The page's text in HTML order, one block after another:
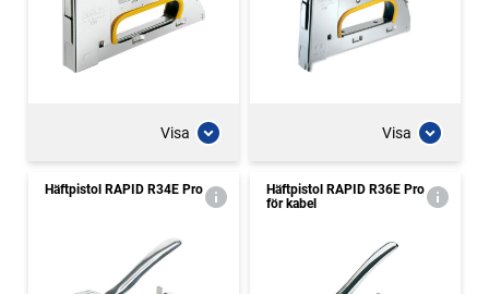
Visa Visa
Häftpistol RAPID R34E Pro
Häftpistol RAPID R36E Pro
för kabel